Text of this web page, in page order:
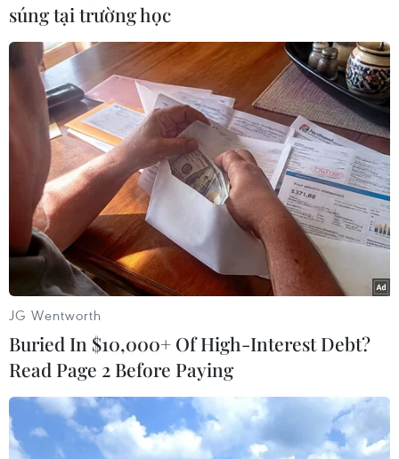
Play
Video
(Vietnam+)
súng tại trường học
JG Wentworth
Buried In $10,000+ Of High-Interest Debt?
Read Page 2 Before Paying